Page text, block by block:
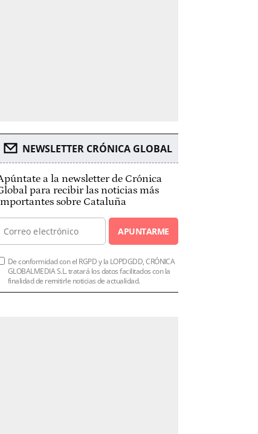
NEWSLETTER CRÓNICA GLOBAL
a la newsletter de Crónica
para recibir las noticias más
sobre Cataluña
APUNTARME
De conformidad con el RGPD y la LOPDGDD, CRÓNICA
GLOBALMEDIA S.L. tratará los datos facilitados con la
finalidad de remitirle noticias de actualidad.